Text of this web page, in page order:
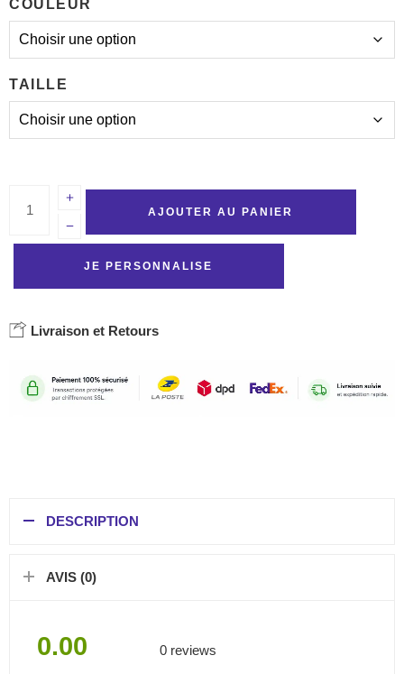
COULEUR
TAILLE
AJOUTER AU PANIER
JE PERSONNALISE
Livraison et Retours
DESCRIPTION
AVIS (0)
0.00 0 reviews